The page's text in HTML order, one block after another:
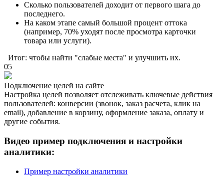
Сколько пользователей доходит от первого шага до
последнего.
На каком этапе самый большой процент оттока
(например, 70% уходят после просмотра карточки
товара или услуги).
Итог: чтобы найти "слабые места" и улучшить их.
05
Подключение целей на сайте
Настройка целей позволяет отслеживать ключевые действия
пользователей: конверсии (звонок, заказ расчета, клик на
email), добавление в корзину, оформление заказа, оплату и
другие события.
Видео пример подключения и настройки
аналитики:
Пример настройки аналитики